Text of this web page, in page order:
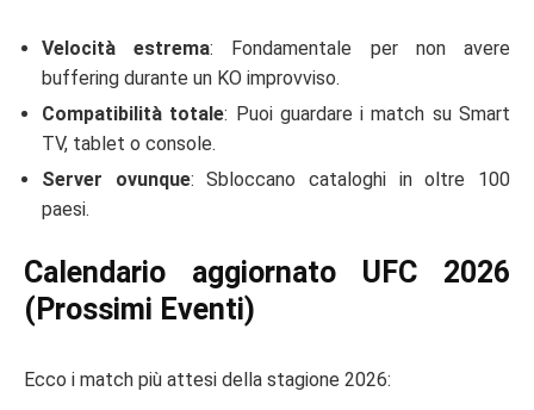
Velocità estrema: Fondamentale per non avere
buffering durante un KO improvviso.
Compatibilità totale: Puoi guardare i match su Smart
TV, tablet o console.
Server ovunque: Sbloccano cataloghi in oltre 100
paesi.
Calendario aggiornato UFC 2026
(Prossimi Eventi)
Ecco i match più attesi della stagione 2026: